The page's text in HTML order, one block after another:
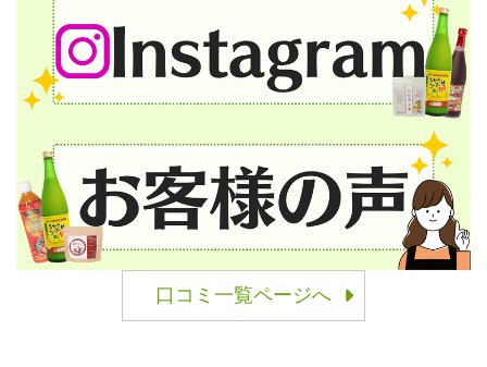
口コミ一覧ページへ